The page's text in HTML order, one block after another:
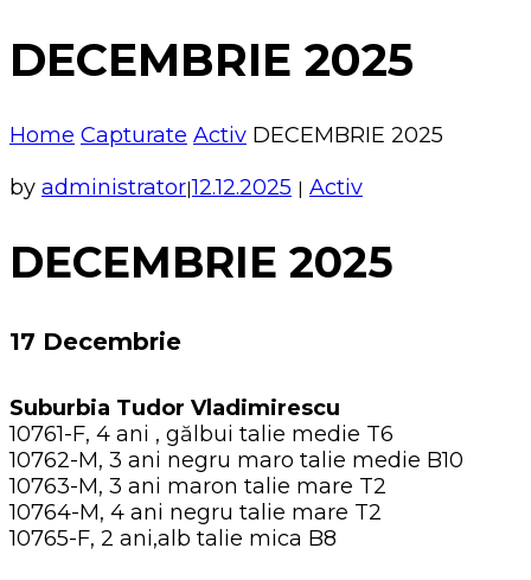
DECEMBRIE 2025
Home Capturate Activ DECEMBRIE 2025
by administrator|12.12.2025 | Activ
DECEMBRIE 2025
17 Decembrie
Suburbia Tudor Vladimirescu
10761-F, 4 ani , gălbui talie medie T6
10762-M, 3 ani negru maro talie medie B10
10763-M, 3 ani maron talie mare T2
10764-M, 4 ani negru talie mare T2
10765-F, 2 ani,alb talie mica B8